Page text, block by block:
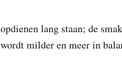
lang staan; de
milder en meer in